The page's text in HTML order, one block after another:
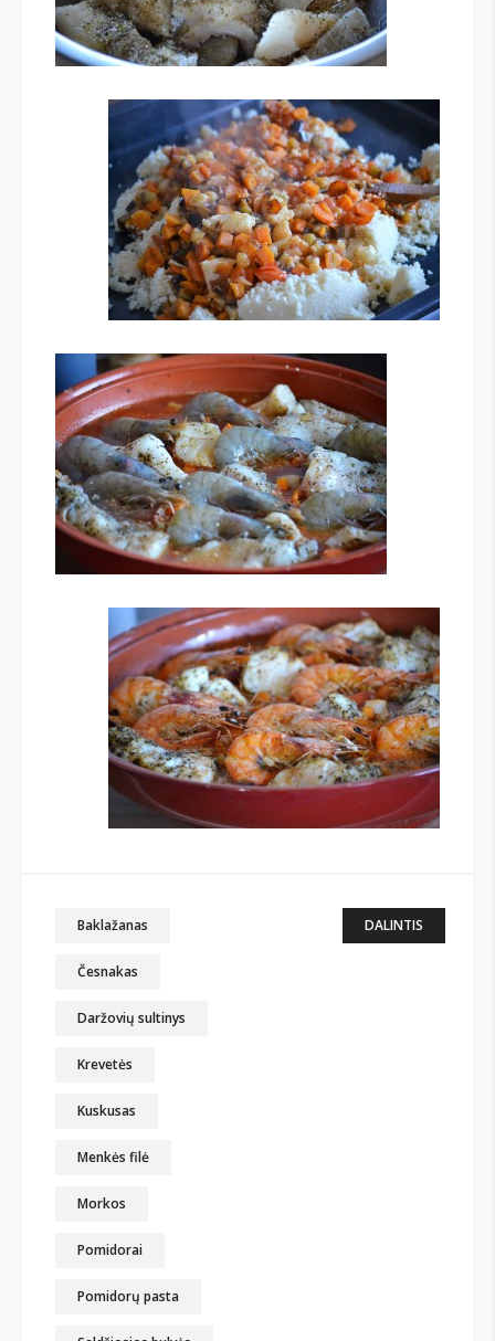
Baklažanas
Česnakas
Daržovių sultinys
Krevetės
Kuskusas
Menkės filė
Morkos
Pomidorai
Pomidorų pasta
DALINTIS